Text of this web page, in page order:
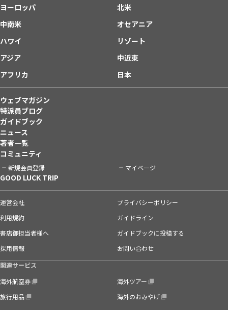
ヨーロッパ
北米
中南米
オセアニア
ハワイ
リゾート
アジア
中近東
アフリカ
日本
ウェブマガジン
特派員ブログ
ガイドブック
ニュース
著者一覧
コミュニティ
新規会員登録 マイページ
GOOD LUCK TRIP
運営会社
プライバシーポリシー
利用規約
ガイドライン
書店御担当者様へ
ガイドブックに投稿する
採用情報
お問い合わせ
関連サービス
海外航空券
海外ツアー
旅行用品
海外のおみやげ